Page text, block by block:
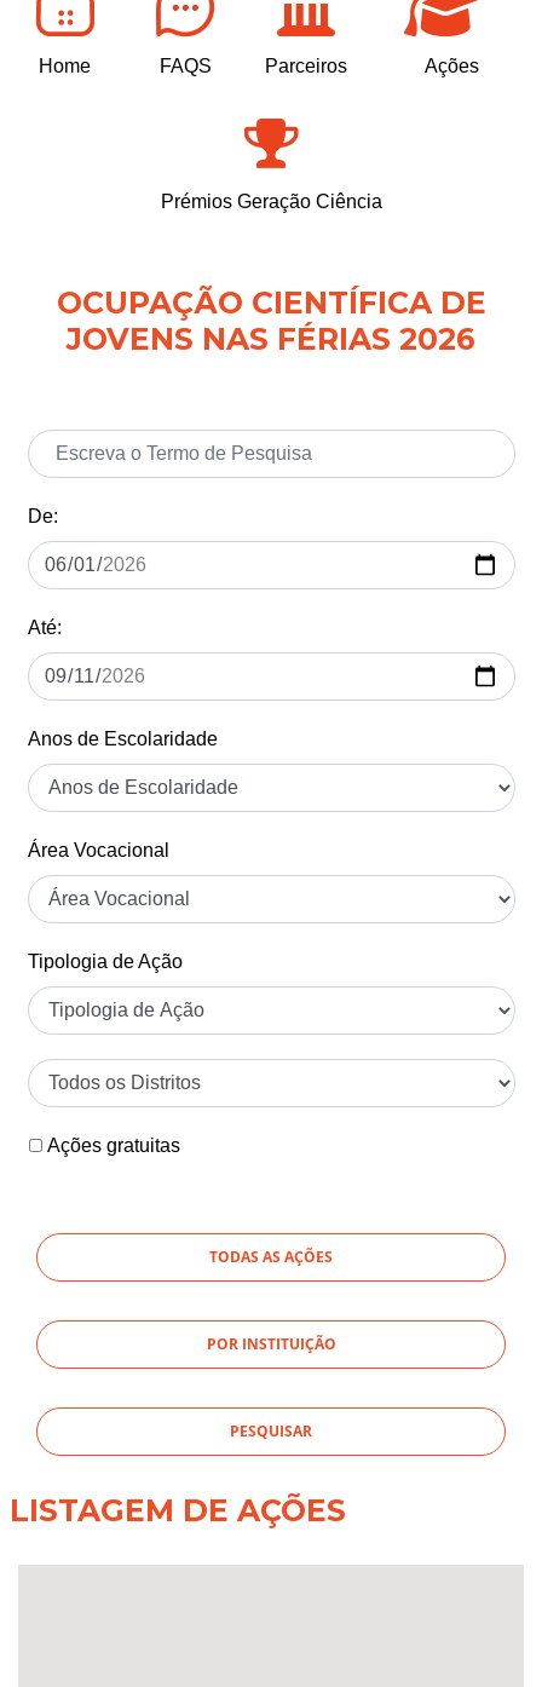
Home FAQS Parceiros Ações
Prémios Geração Ciência
OCUPAÇÃO CIENTÍFICA DE
JOVENS NAS FÉRIAS 2026
De:
Até:
Anos de Escolaridade
Área Vocacional
Tipologia de Ação
Ações gratuitas
TODAS AS AÇÕES
POR INSTITUIÇÃO
LISTAGEM DE AÇÕES